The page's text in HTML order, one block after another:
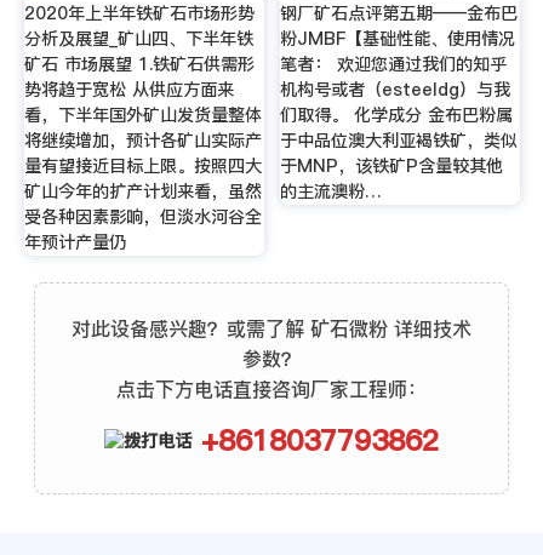
2020年上半年铁矿石市场形势
分析及展望_矿山四、下半年铁
矿石 市场展望 1.铁矿石供需形
势将趋于宽松 从供应方面来
看，下半年国外矿山发货量整体
将继续增加，预计各矿山实际产
量有望接近目标上限。按照四大
矿山今年的扩产计划来看，虽然
受各种因素影响，但淡水河谷全
年预计产量仍
钢厂矿石点评第五期——金布巴
粉JMBF【基础性能、使用情况
笔者： 欢迎您通过我们的知乎
机构号或者（esteeldg）与我
们取得。 化学成分 金布巴粉属
于中品位澳大利亚褐铁矿，类似
于MNP，该铁矿P含量较其他
的主流澳粉…
对此设备感兴趣？或需了解 矿石微粉 详细技术
参数？
点击下方电话直接咨询厂家工程师：
+8618037793862